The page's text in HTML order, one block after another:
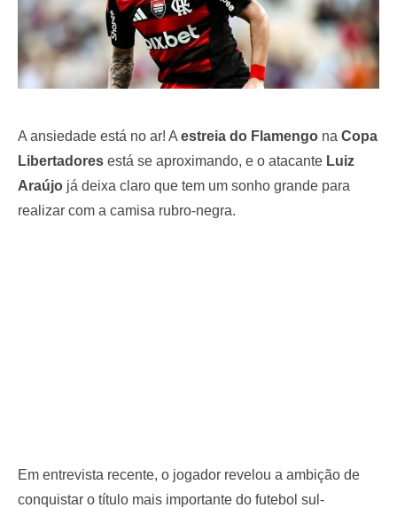
A ansiedade está no ar! A estreia do Flamengo na Copa
Libertadores está se aproximando, e o atacante Luiz
Araújo já deixa claro que tem um sonho grande para
realizar com a camisa rubro-negra.
Em entrevista recente, o jogador revelou a ambição de
conquistar o título mais importante do futebol sul-